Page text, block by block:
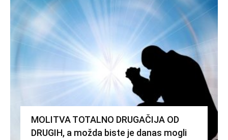
MOLITVA TOTALNO DRUGAČIJA OD
DRUGIH, a možda biste je danas mogli